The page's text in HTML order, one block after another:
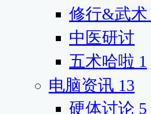
修行&武术
中医研讨
五术哈啦 1
电脑资讯 13
硬体讨论 5